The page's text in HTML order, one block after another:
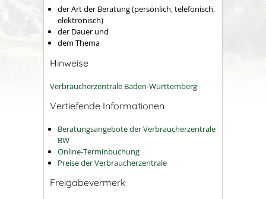
der Art der Beratung (persönlich, telefonisch,
elektronisch)
der Dauer und
dem Thema
Hinweise
Verbraucherzentrale Baden-Württemberg
Vertiefende Informationen
Beratungsangebote der Verbraucherzentrale
BW
Online-Terminbuchung
Preise der Verbraucherzentrale
Freigabevermerk